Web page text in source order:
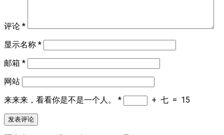
评论 *
显示名称 *
邮箱 *
网站
来来来，看看你是不是一个人。
* + 七 = 15